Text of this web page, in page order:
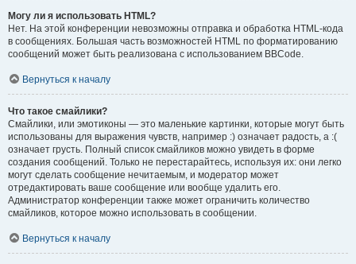
Могу ли я использовать HTML?
Нет. На этой конференции невозможны отправка и обработка HTML-кода
в сообщениях. Большая часть возможностей HTML по форматированию
сообщений может быть реализована с использованием BBCode.
Вернуться к началу
Что такое смайлики?
Смайлики, или эмотиконы — это маленькие картинки, которые могут быть
использованы для выражения чувств, например :) означает радость, а :(
означает грусть. Полный список смайликов можно увидеть в форме
создания сообщений. Только не перестарайтесь, используя их: они легко
могут сделать сообщение нечитаемым, и модератор может
отредактировать ваше сообщение или вообще удалить его.
Администратор конференции также может ограничить количество
смайликов, которое можно использовать в сообщении.
Вернуться к началу